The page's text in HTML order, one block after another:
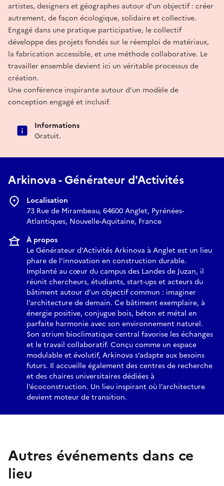
artistes, designers et géographes autour d’un objectif : créer
autrement, de façon écologique, solidaire et collective.
Engagé dans une pratique participative, le collectif
développe des projets fondés sur le réemploi de matériaux,
la fabrication accessible, et une méthode collaborative. Le
travailler ensemble devient ici un véritable processus de
création.
Une conférence inspirante autour d’un modèle de
conception engagé et inclusif.
Informations
Gratuit.
Arkinova - Générateur d'Activités
Localisation
73 Rue de Mirambeau, 64600 Anglet, Pyrénées-
Atlantiques, Nouvelle-Aquitaine, France
À propos
Le Générateur d’Activités Arkinova à Anglet est un lieu
phare de l’innovation en construction durable.
Implanté au cœur du campus des Landes de Juzan, il
réunit chercheurs, étudiants, start-ups et acteurs du
bâtiment autour d’un objectif commun : imaginer
l’architecture de demain. Ce bâtiment exemplaire, à
énergie positive, conjugue bois, béton et métal en
parfaite harmonie avec son environnement naturel.
Son atrium bioclimatique central favorise les échanges
et le travail collaboratif. Conçu comme un espace
modulable et évolutif, Arkinova s’adapte aux besoins
futurs. Il accueille également des centres de recherche
et des chaires universitaires dédiées à
l’écoconstruction. Un lieu inspirant où l’architecture
devient moteur de transition.
Autres événements dans ce
lieu